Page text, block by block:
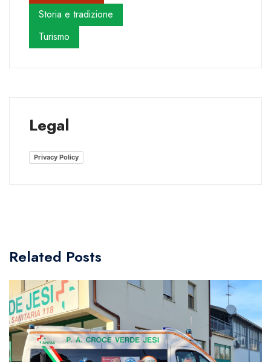
Storia e tradizione
Turismo
Legal
Privacy Policy
Related Posts